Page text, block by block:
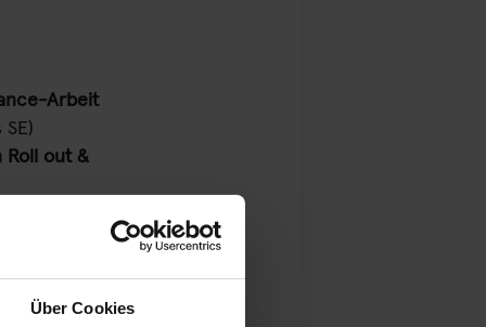
Über Cookies
Arbeit
Roll out &